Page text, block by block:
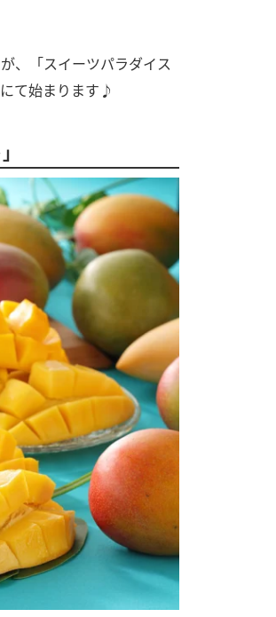
、「スイーツパラダイス
て始まります♪